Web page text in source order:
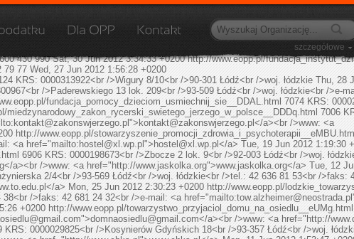
Łódź i innych. pl GP Soft http://www.eopp.pl/lodz.htmlhttp://www.eopp.pl/
KRS: 0000457030<br />Tymienieckiego 16g / u3<br />90-365 Łódź<br />woj.
</a><br />www: <a href="http://
/>Struga 6<br />90-420 Łódź<br />woj. łódzkie<br />tel.: 42 637 78
a>
http://www.eopp.pl/
430 990 Sat, 30 Jun 2012 3:34:33 +0200 http://www.eopp.pl/
79 77 Wed, 27 Jun 2012 1:56:28 +0200
KRS: 0000313922<br />Wigury 8/10<br />90-301 Łódź<br />woj. łódzkie Thu, 28
/>Paderewskiego 13 lok. 209<br />93-509 Łódź<br />woj. łódzkie<br />e-
fundacja_pomocy_dzieciom_usmiechnij_sie__DDAL.html 7074 KRS:
miedzynarodowy_zakon_rycerski_swietego_jerzego_w_polsce__DDDq.html 7006
kontakt@zakonswjerzego.pl "> kontakt@zakonswjerzego.pl </a><br />www: <a
http://www.eopp.pl/stowarzyszenie_promocji_zdrowia_i_psychoterapii__eMBU.html
<a href="mailto: hostel@xl.wp.pl "> hostel@xl.wp.pl </a> Tue, 19 Jun 2012 1:19:30
6906 KRS: 0000198673<br />Zbocze 2 lok. 9<br />92-003 Łódź<br />woj.
</a><br />www: <a href="http://www.jaskolka.org">www.jaskolka.org</a> Tue, 12
2/4<br />93-569 Łódź<br />woj. łódzkie<br />tel.: 42 636 81 53<br />faks:
a> Mon, 25 Jun 2012 2:30:23 +0200 http://www.eopp.pl/
/>faks: 42 681 24 32<br />e-mail: <a href="mailto:tow.alzheimer@neostrada.pl
+0200 http://www.eopp.pl/towarzystwo_przyjaciol_domu_na_osiedlu__eUMg.html
">domnaosiedlu@gmail.com</a><br />www: <a href="http://
KRS: 0000029825<br />Kosynierów Gdyńskich 18<br />93-357 Łódź<br />woj.
szczegółowe